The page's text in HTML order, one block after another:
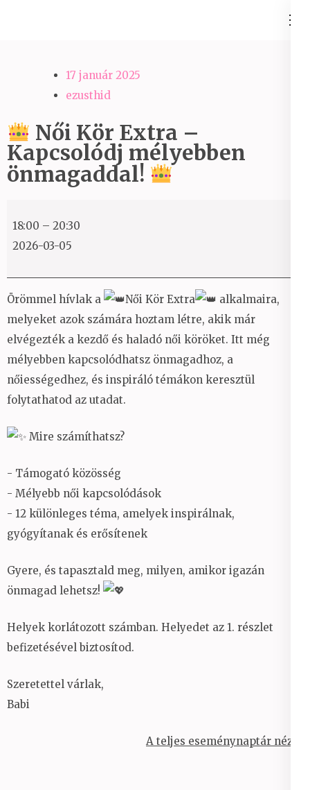
17 január 2025
ezusthid
Női Kör Extra –
Kapcsolódj mélyebben
önmagaddal!
Női
Kör
–
mélyebben
önmagaddal!
18:00 – 20:30
2026-03-05
Örömmel hívlak a Női Kör Extra
alkalmaira,
melyeket azok számára hoztam létre, akik már
elvégezték a kezdő és haladó női köröket. Itt még
mélyebben kapcsolódhatsz önmagadhoz, a
nőiességedhez, és inspiráló témákon keresztül
folytathatod az utadat.
Mire számíthatsz?
- Támogató közösség
- Mélyebb női kapcsolódások
- 12 különleges téma, amelyek inspirálnak,
gyógyítanak és erősítenek
Gyere, és tapasztald meg, milyen, amikor igazán
önmagad lehetsz!
Helyek korlátozott számban. Helyedet az 1. részlet
befizetésével biztosítod.
Szeretettel várlak,
Babi
A teljes eseménynaptár nézet